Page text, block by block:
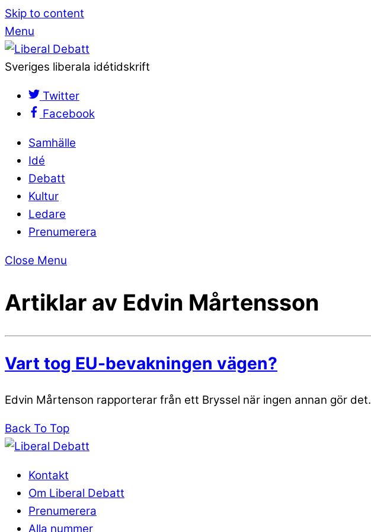
Skip to content
Menu
Sveriges liberala idétidskrift
Twitter
Facebook
Samhälle
Idé
Debatt
Kultur
Ledare
Prenumerera
Close Menu
Artiklar av Edvin Mårtensson
Vart tog EU-bevakningen vägen?
Edvin Mårtenson rapporterar från ett Bryssel när ingen annan gör det.
Back To Top
Kontakt
Om Liberal Debatt
Prenumerera
Alla nummer